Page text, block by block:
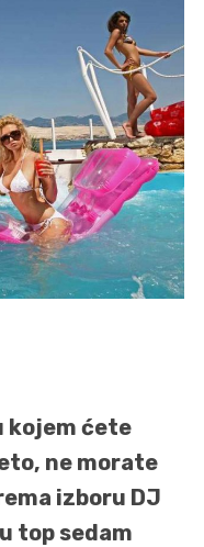
kojem ćete
ne morate
izboru DJ
top sedam